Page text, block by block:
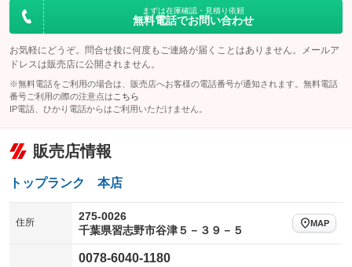
まずは在庫確認・見積り依頼
無料電話でお問い合わせ
お気軽にどうぞ。問合せ後に何度もご連絡が届くことはありません。メールア
ドレスは販売店に公開されません。
※無料電話をご利用の場合は、販売店へお客様の電話番号が通知されます。無料電話
番号ご利用の際の注意点は こちら
IP電話、ひかり電話からはご利用いただけません。
販売店情報
トップランク 本店
住所
275-0026
千葉県習志野市谷津５－３９－５
MAP
0078-6040-1180